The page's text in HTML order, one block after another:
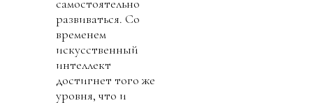
самостоятельно
развиваться. Со
временем
искусственный
интеллект
достигнет того же
уровня, что и